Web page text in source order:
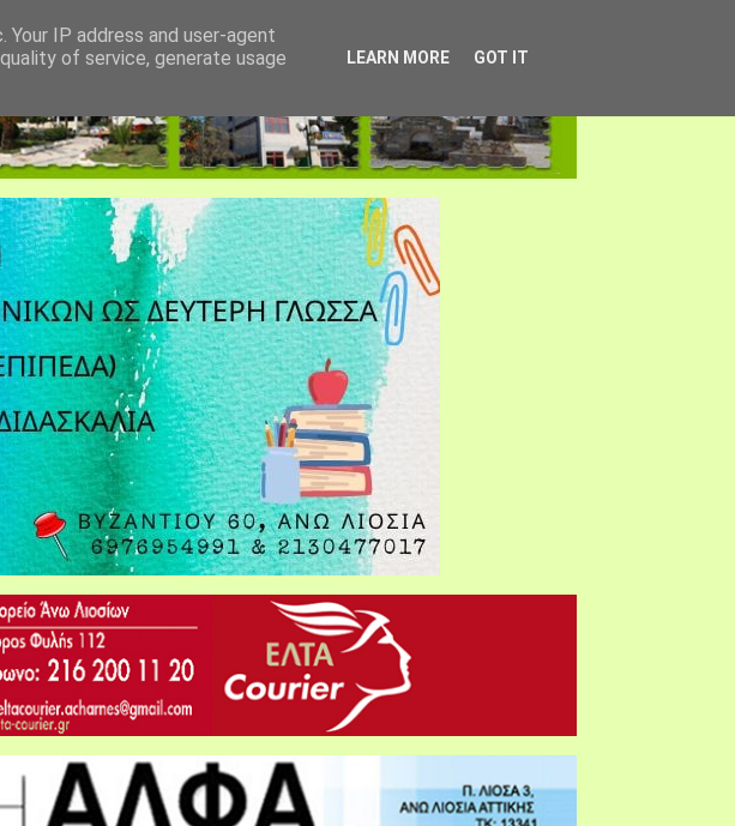
IP address and user-agent
of service, generate usage
LEARN MORE GOT IT